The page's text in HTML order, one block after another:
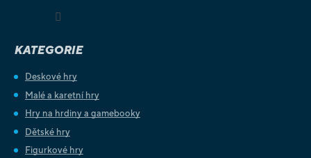
KATEGORIE
Deskové hry
Malé a karetní hry
Hry na hrdiny a gamebooky
Dětské hry
Figurkové hry